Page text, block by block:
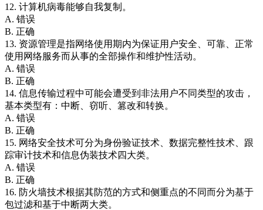
12. 计算机病毒能够自我复制。
A. 错误
B. 正确
13. 资源管理是指网络使用期内为保证用户安全、可靠、正常
使用网络服务而从事的全部操作和维护性活动。
A. 错误
B. 正确
14. 信息传输过程中可能会遭受到非法用户不同类型的攻击，
基本类型有：中断、窃听、篡改和转换。
A. 错误
B. 正确
15. 网络安全技术可分为身份验证技术、数据完整性技术、跟
踪审计技术和信息伪装技术四大类。
A. 错误
B. 正确
16. 防火墙技术根据其防范的方式和侧重点的不同而分为基于
包过滤和基于中断两大类。